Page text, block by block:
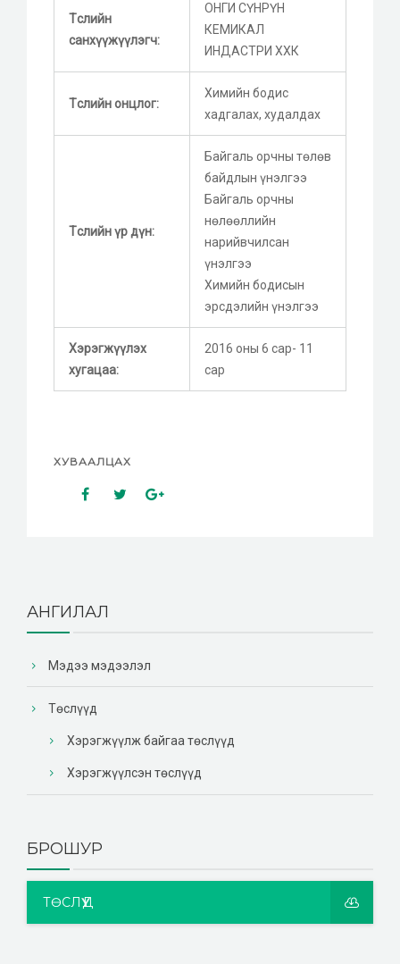
Төслийн
санхүүжүүлэгч:
ОНГИ СҮНРҮН
КЕМИКАЛ
ИНДАСТРИ ХХК
Төслийн онцлог:
Химийн бодис
хадгалах, худалдах
Төслийн үр дүн:
Байгаль орчны төлөв
байдлын үнэлгээ
Байгаль орчны
нөлөөллийн
нарийвчилсан
үнэлгээ
Химийн бодисын
эрсдэлийн үнэлгээ
Хэрэгжүүлэх
хугацаа:
2016 оны 6 сар- 11
сар
ХУВААЛЦАХ
АНГИЛАЛ
Мэдээ мэдээлэл
Төслүүд
Хэрэгжүүлж байгаа төслүүд
Хэрэгжүүлсэн төслүүд
БРОШУР
ТӨСЛҮҮД